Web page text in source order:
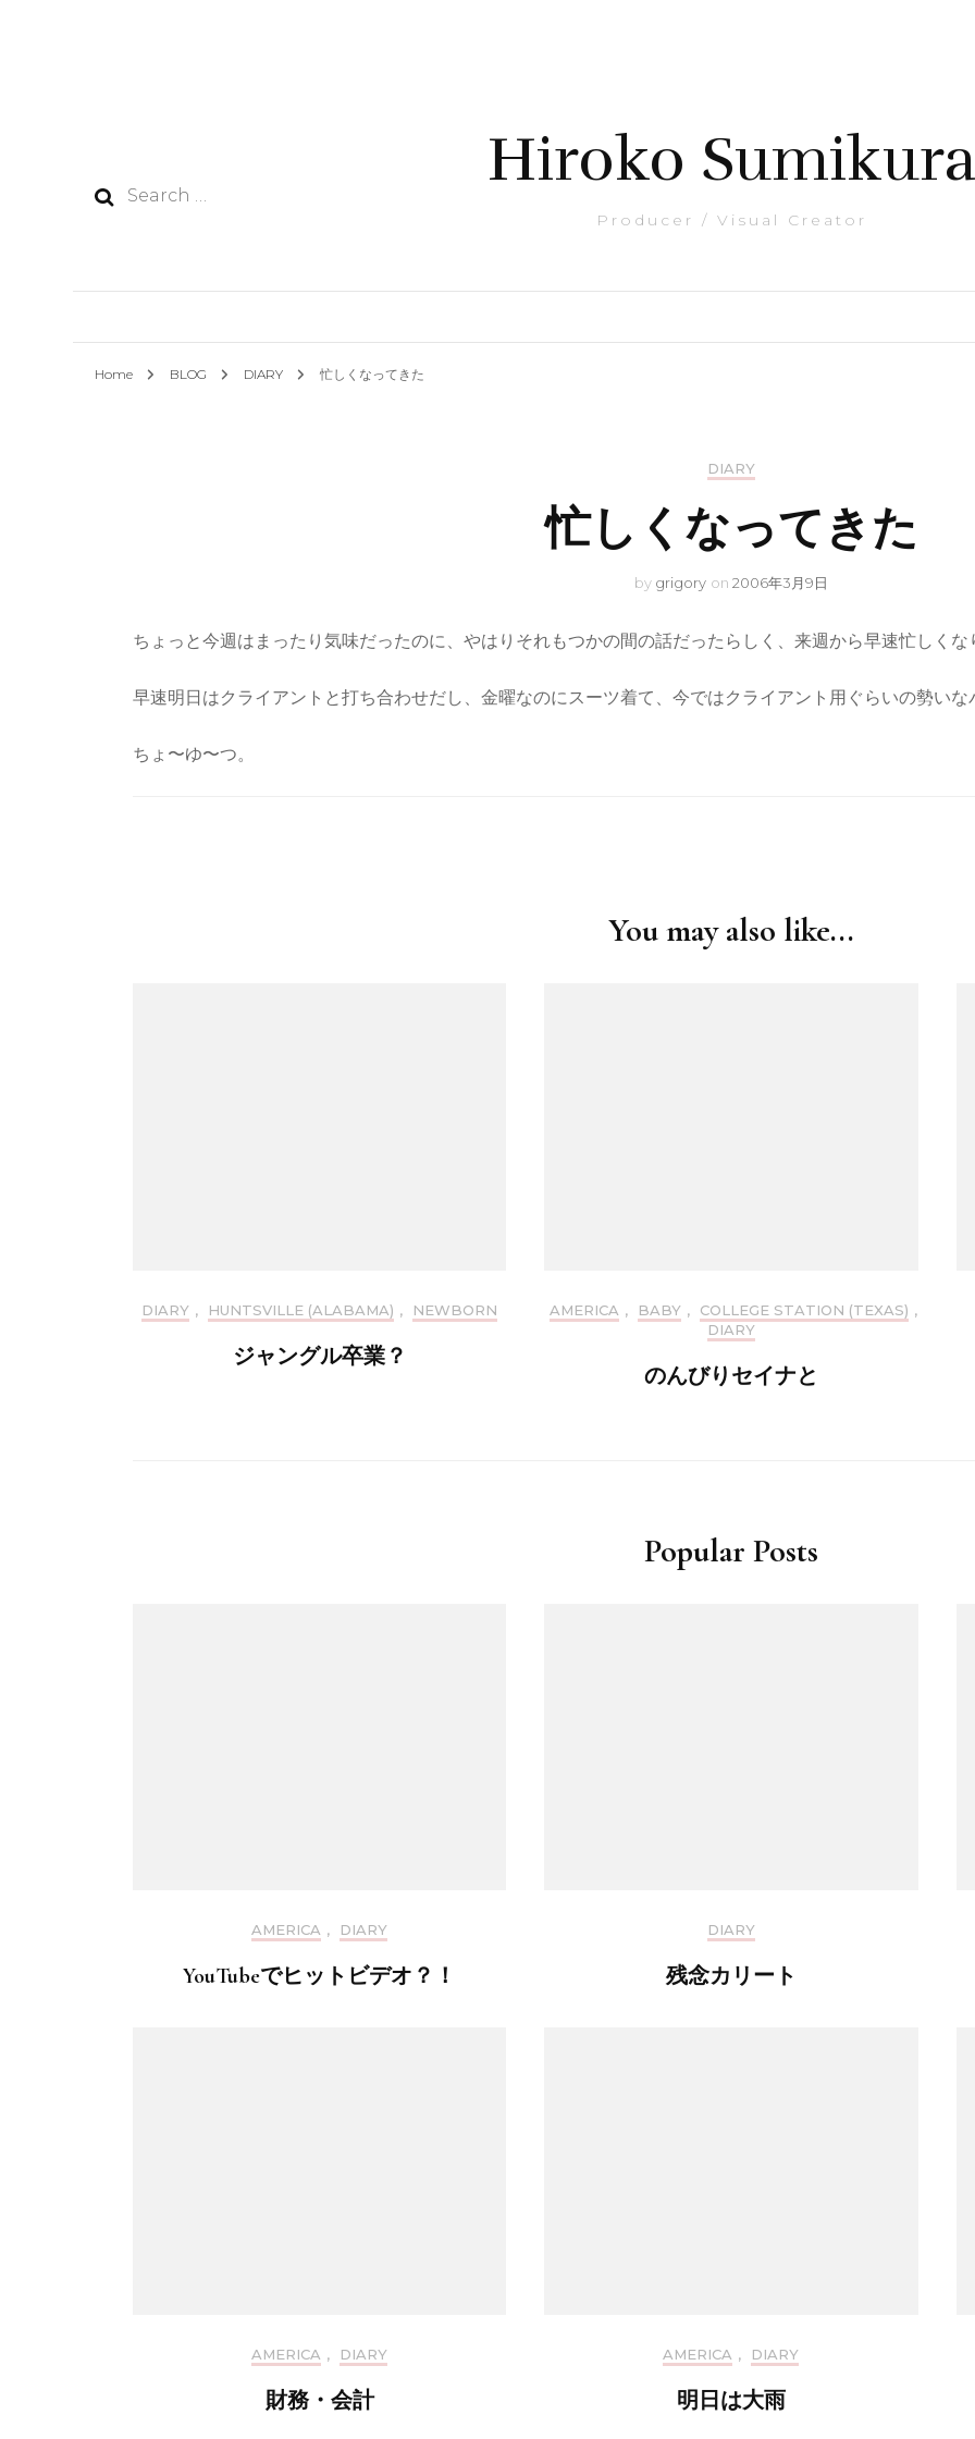
Search
Hiroko Sumikura
Producer / Visual Creator
Home BLOG DIARY 忙しくなってきた
DIARY
忙しくなってきた
by grigory on 2006年3月9日
ちょっと今週はまったり気味だったのに、やはりそれもつかの間の話だったらしく、来週から早速忙しくな
早速明日はクライアントと打ち合わせだし、金曜なのにスーツ着て、今ではクライアント用ぐらいの勢いな
ちょ〜ゆ〜つ。
You may also like...
DIARY , HUNTSVILLE (ALABAMA) , NEWBORN
ジャングル卒業？
AMERICA , BABY , COLLEGE STATION (TEXAS) ,
DIARY
のんびりセイナと
Popular Posts
AMERICA , DIARY
YouTubeでヒットビデオ？！
DIARY
残念カリート
AMERICA , DIARY
財務・会計
AMERICA , DIARY
明日は大雨